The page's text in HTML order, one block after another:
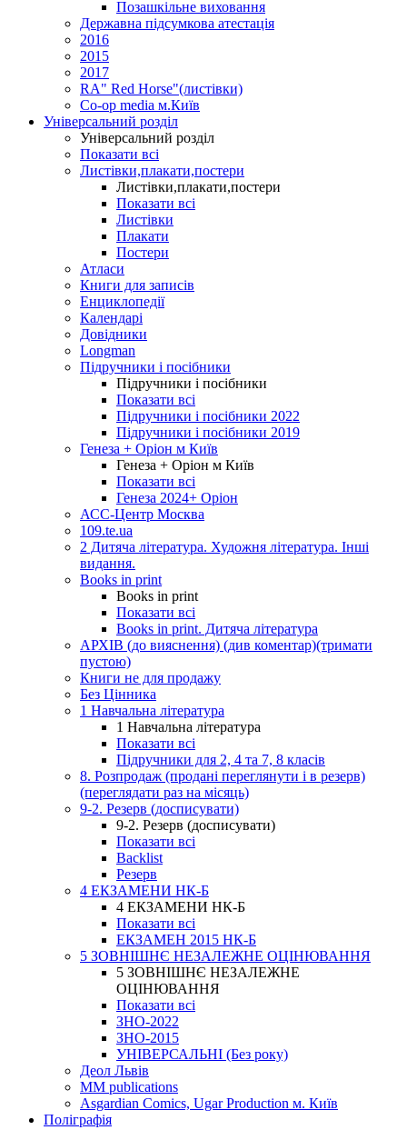
Позашкільне виховання
Державна підсумкова атестація
2016
2015
2017
RA" Red Horse"(листівки)
Co-op media м.Київ
Універсальний розділ
Універсальний розділ
Показати всі
Листівки,плакати,постери
Листівки,плакати,постери
Показати всі
Листівки
Плакати
Постери
Атласи
Книги для записів
Енциклопедії
Календарі
Довідники
Longman
Підручники і посібники
Підручники і посібники
Показати всі
Підручники і посібники 2022
Підручники і посібники 2019
Генеза + Оріон м Київ
Генеза + Оріон м Київ
Показати всі
Генеза 2024+ Оріон
АСС-Центр Москва
109.te.ua
2 Дитяча література. Художня література. Інші
видання.
Books in print
Books in print
Показати всі
Books in print. Дитяча література
АРХІВ (до вияснення) (див коментар)(тримати
пустою)
Книги не для продажу
Без Цінника
1 Навчальна література
1 Навчальна література
Показати всі
Підручники для 2, 4 та 7, 8 класів
8. Розпродаж (продані переглянути і в резерв)
(переглядати раз на місяць)
9-2. Резерв (досписувати)
9-2. Резерв (досписувати)
Показати всі
Backlist
Резерв
4 ЕКЗАМЕНИ НК-Б
4 ЕКЗАМЕНИ НК-Б
Показати всі
ЕКЗАМЕН 2015 НК-Б
5 ЗОВНІШНЄ НЕЗАЛЕЖНЕ ОЦІНЮВАННЯ
5 ЗОВНІШНЄ НЕЗАЛЕЖНЕ
ОЦІНЮВАННЯ
Показати всі
ЗНО-2022
ЗНО-2015
УНІВЕРСАЛЬНІ (Без року)
Деол Львів
MM publications
Asgardian Comics, Ugar Production м. Київ
Поліграфія